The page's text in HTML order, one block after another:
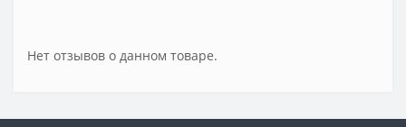
Нет отзывов о данном товаре.